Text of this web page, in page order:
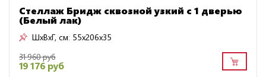
Стеллаж Бридж сквозной узкий с 1 дверью
(Белый лак)
ШxВxГ, см: 55x206x35
31 960 руб
19 176 руб